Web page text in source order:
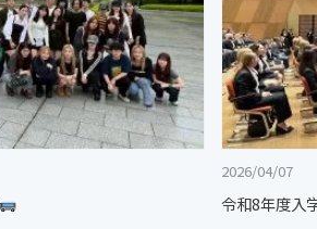
2026/04/07
令和8年度入